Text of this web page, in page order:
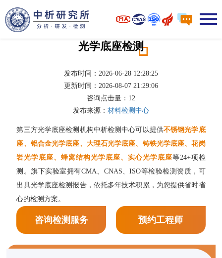
光学底座检测
发布时间：2026-06-28 12:28:25
更新时间：2026-08-07 21:29:06
咨询点击量： 12
发布来源： 材料检测中心
第三方光学底座检测机构中析检测中心可以提供不锈钢光学底
座、铝合金光学底座、大理石光学底座、铸铁光学底座、花岗
岩光学底座、蜂窝结构光学底座、实心光学底座等24+项检
测。旗下实验室拥有CMA、CNAS、ISO等检验检测资质，可
出具光学底座检测报告，依托多年技术积累，为您提供省时省
心的检测方案。
咨询检测服务 预约工程师